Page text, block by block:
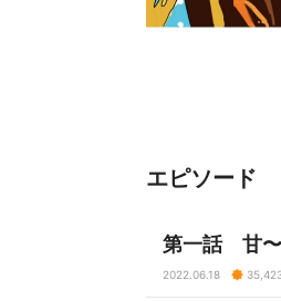
エピソード
第一話 甘〜
2022.06.18